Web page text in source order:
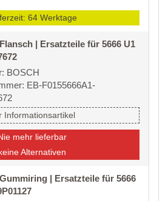
64 Werktage
| Ersatzteile für 5666 U1
BOSCH
EB-F0155666A1-
Informationsartikel
mehr lieferbar
Alternativen
| Ersatzteile für 5666